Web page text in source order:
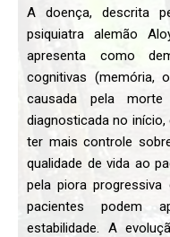
A doença, descrita
psiquiatra alemão
apresenta como
cognitivas (memória,
causada pela
diagnosticada no
ter mais controle
qualidade de vida ao
pela piora
pacientes podem
estabilidade. A